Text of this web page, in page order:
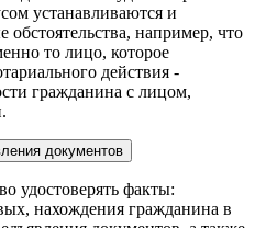
устанавливаются и
например, что
то лицо, которое
действия -
гражданина с лицом,
документов
удостоверять факты:
нахождения гражданина в